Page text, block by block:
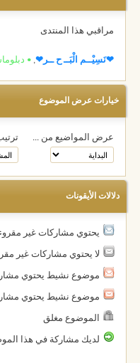
مراقبي هذا المنتدى
❤نَسِيْــم الْبَــ ح ــر❤,
•
خيارات عرض الموضوع
عرض المواضيع من ...
دلالات الأيقونات
يحتوي مشاركات غير
لا يحتوي مشاركات غير
موضوع نشيط يحتوي
موضوع نشيط يحتوي
الموضوع مغلق
لديك مشاركة في هذا